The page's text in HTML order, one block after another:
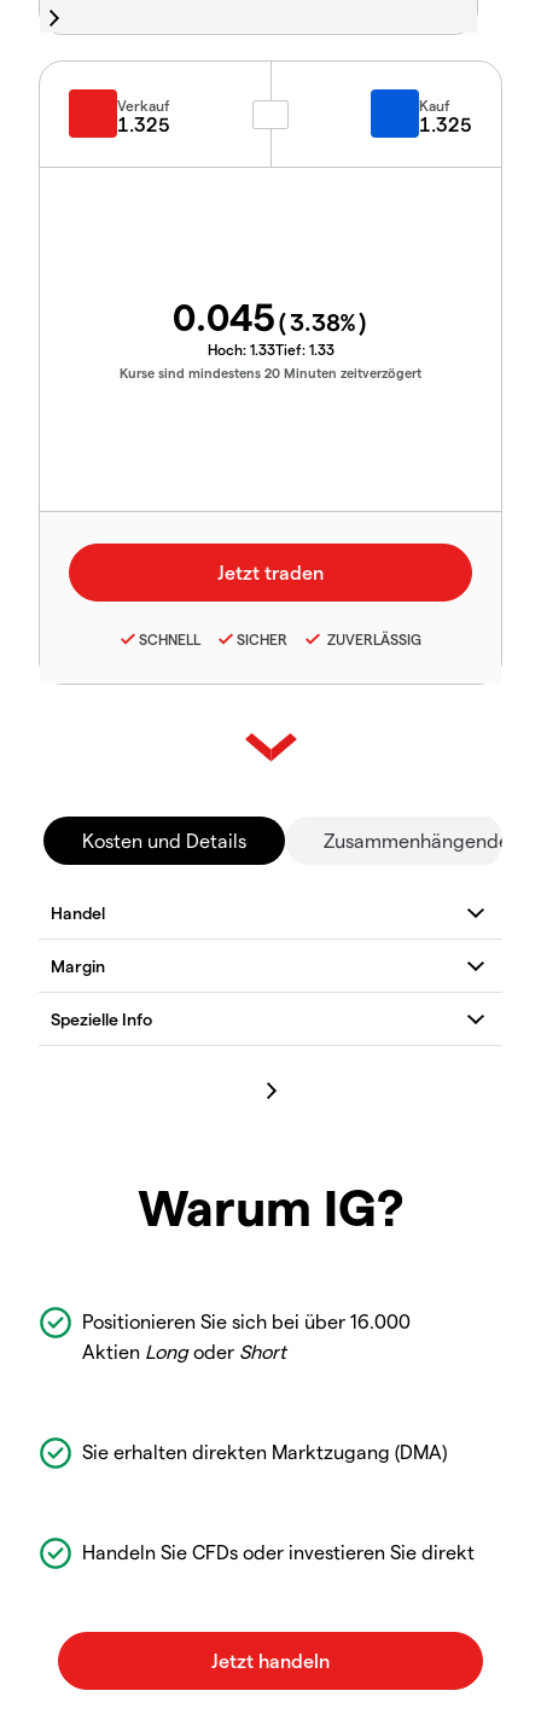
Verkauf
1.325
Kauf
1.325
0.045(3.38%)
Hoch: 1.33Tief: 1.33
Kurse sind mindestens 20 Minuten zeitverzögert
SCHNELL SICHER ZUVERLÄSSIG
Kosten und Details Zusammenhängende
Warum IG?
Positionieren Sie sich bei über 16.000
Aktien Longoder Short
Sie erhalten direkten Marktzugang (DMA)
Handeln Sie CFDs oder investieren Sie direkt